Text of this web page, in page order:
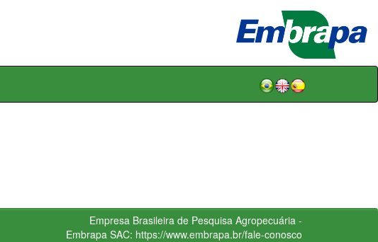
Empresa Brasileira de Pesquisa Agropecuária -
Embrapa SAC: https://www.embrapa.br/fale-conosco